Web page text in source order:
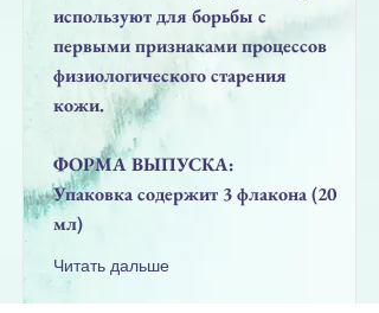
используют для борьбы с
первыми признаками процессов
физиологического старения
кожи.
ФОРМА ВЫПУСКА:
Упаковка содержит 3 флакона (20
мл)
Читать дальше